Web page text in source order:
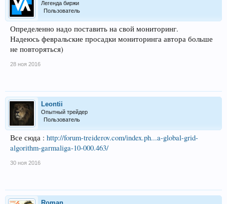
Легенда биржи
Пользователь
Определенно надо поставить на свой мониторинг.
Надеюсь февральские просадки мониторинга автора больше
не повторяться)
28 ноя 2016
Leontii
Опытный трейдер
Пользователь
Все сюда : http://forum-treiderov.com/index.ph...a-global-grid-
algorithm-garmaliga-10-000.463/
30 ноя 2016